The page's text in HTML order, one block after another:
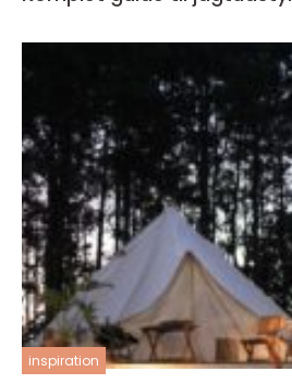
inspiration